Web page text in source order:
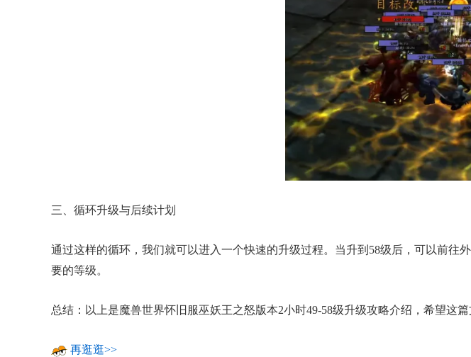
三、循环升级与后续计划
通过这样的循环，我们就可以进入一个快速的升级过程。当升到58级后，可以前
要的等级。
总结：以上是魔兽世界怀旧服巫妖王之怒版本2小时49-58级升级攻略介绍，希望这
再逛逛>>